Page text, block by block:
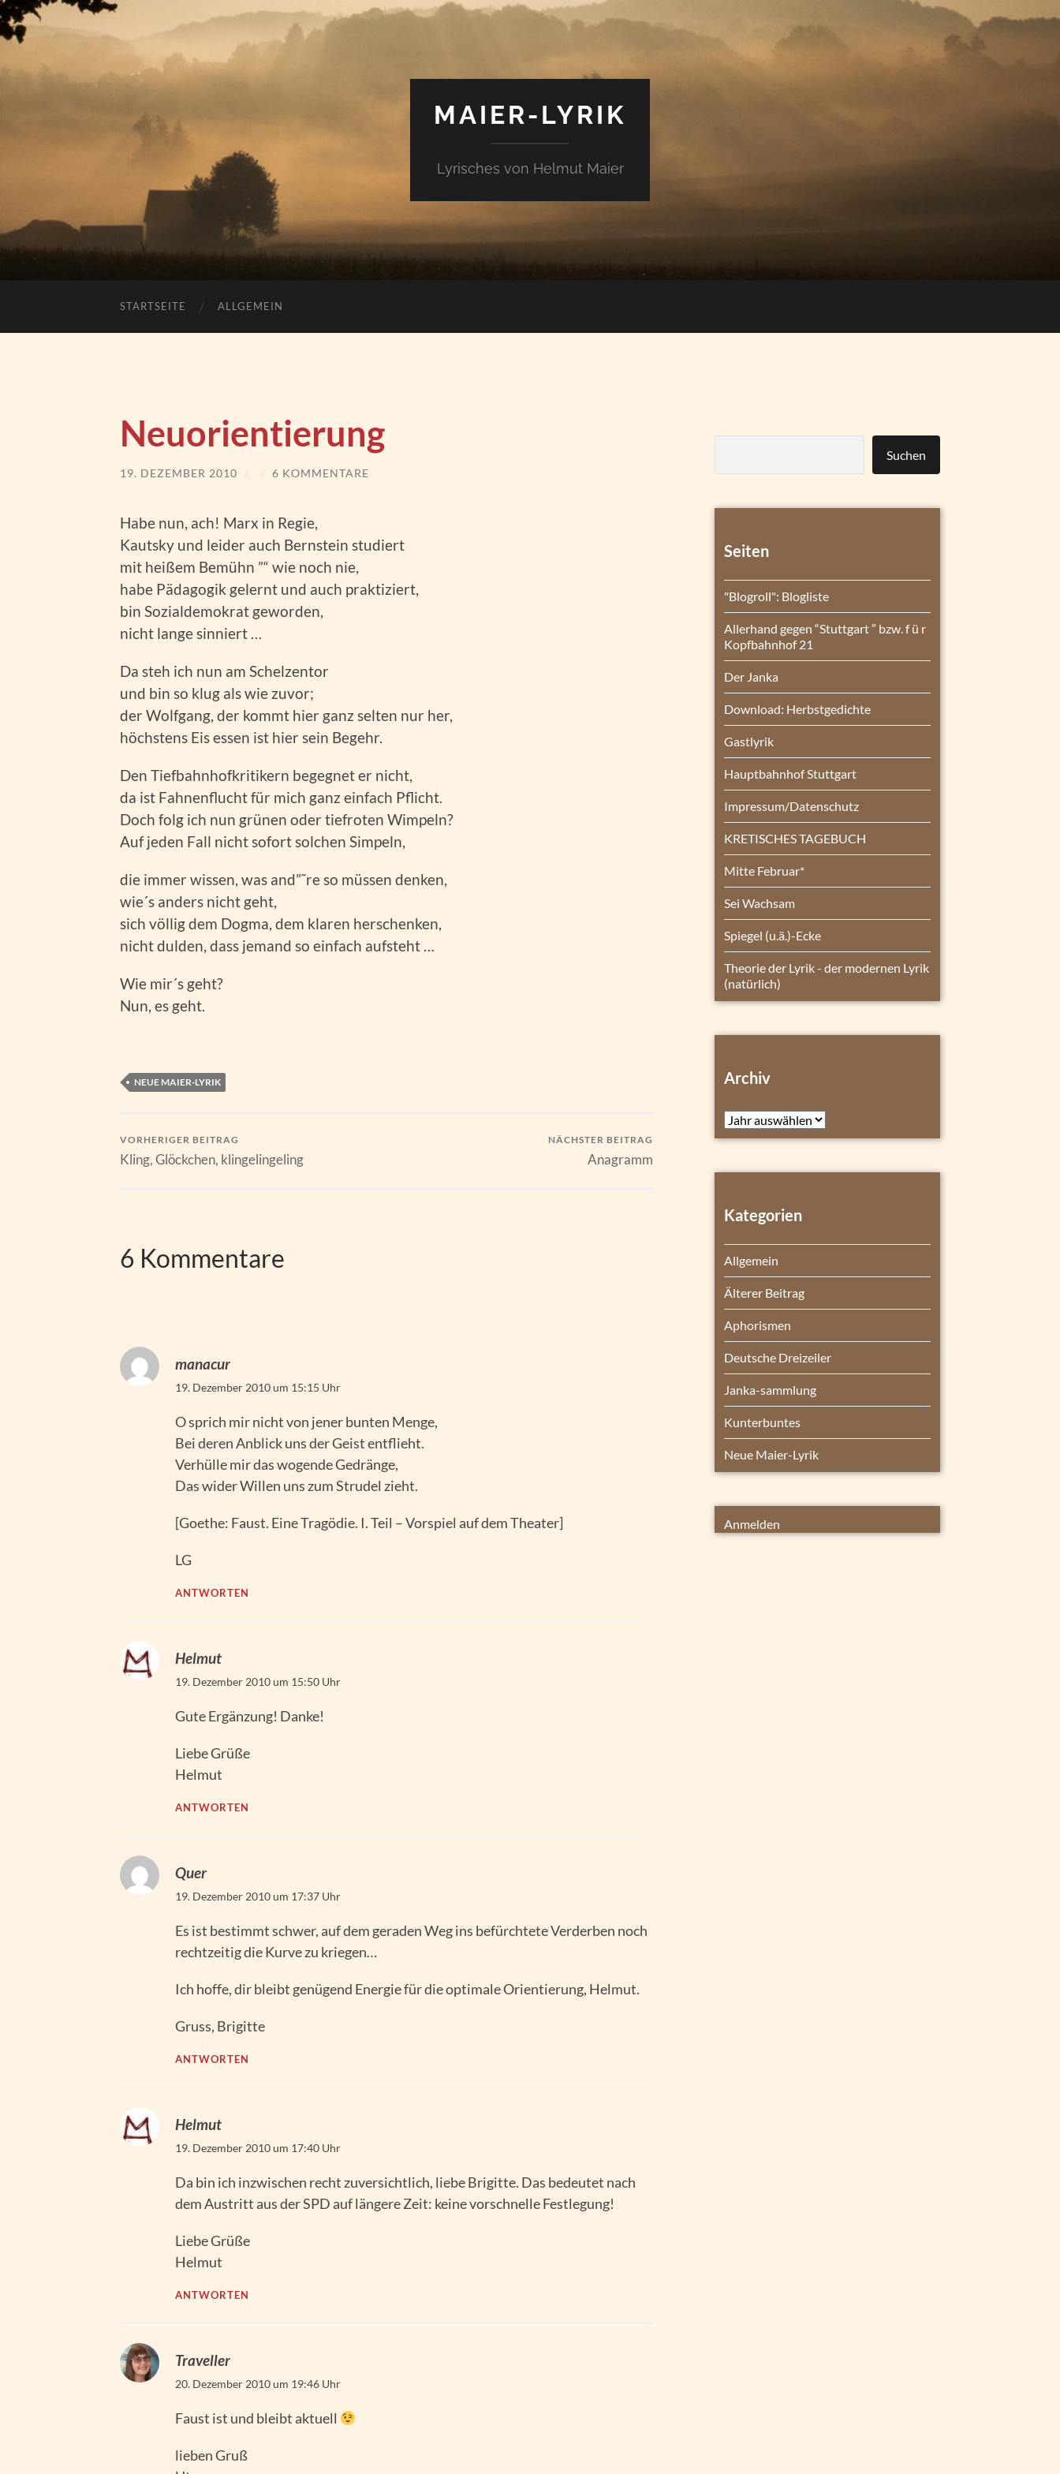
MAIER-LYRIK
Lyrisches von Helmut Maier
STARTSEITE ALLGEMEIN
Neuorientierung
19. DEZEMBER 2010 / / 6 KOMMENTARE
Habe nun, ach! Marx in Regie,
Kautsky und leider auch Bernstein studiert
mit heißem Bemühn ”“ wie noch nie,
habe Pädagogik gelernt und auch praktiziert,
bin Sozialdemokrat geworden,
nicht lange sinniert …
Da steh ich nun am Schelzentor
und bin so klug als wie zuvor;
der Wolfgang, der kommt hier ganz selten nur her,
höchstens Eis essen ist hier sein Begehr.
Den Tiefbahnhofkritikern begegnet er nicht,
da ist Fahnenflucht für mich ganz einfach Pflicht.
Doch folg ich nun grünen oder tiefroten Wimpeln?
Auf jeden Fall nicht sofort solchen Simpeln,
die immer wissen, was and”˜re so müssen denken,
wie´s anders nicht geht,
sich völlig dem Dogma, dem klaren herschenken,
nicht dulden, dass jemand so einfach aufsteht …
Wie mir´s geht?
Nun, es geht.
NEUE MAIER-LYRIK
VORHERIGER BEITRAG
Kling, Glöckchen, klingelingeling
NÄCHSTER BEITRAG
Anagramm
6 Kommentare
manacur
19. Dezember 2010 um 15:15 Uhr
O sprich mir nicht von jener bunten Menge,
Bei deren Anblick uns der Geist entflieht.
Verhülle mir das wogende Gedränge,
Das wider Willen uns zum Strudel zieht.
[Goethe: Faust. Eine Tragödie. I. Teil – Vorspiel auf dem Theater]
LG
ANTWORTEN
Helmut
19. Dezember 2010 um 15:50 Uhr
Gute Ergänzung! Danke!
Liebe Grüße
Helmut
ANTWORTEN
Quer
19. Dezember 2010 um 17:37 Uhr
Es ist bestimmt schwer, auf dem geraden Weg ins befürchtete Verderben noch
rechtzeitig die Kurve zu kriegen…
Ich hoffe, dir bleibt genügend Energie für die optimale Orientierung, Helmut.
Gruss, Brigitte
ANTWORTEN
Helmut
19. Dezember 2010 um 17:40 Uhr
Da bin ich inzwischen recht zuversichtlich, liebe Brigitte. Das bedeutet nach
dem Austritt aus der SPD auf längere Zeit: keine vorschnelle Festlegung!
Liebe Grüße
Helmut
ANTWORTEN
Traveller
20. Dezember 2010 um 19:46 Uhr
Faust ist und bleibt aktuell
lieben Gruß
Suchen
Seiten
"Blogroll": Blogliste
Allerhand gegen “Stuttgart ″ bzw. f ü r
Kopfbahnhof 21
Der Janka
Download: Herbstgedichte
Gastlyrik
Hauptbahnhof Stuttgart
Impressum/Datenschutz
KRETISCHES TAGEBUCH
Mitte Februar*
Sei Wachsam
Spiegel (u.ä.)-Ecke
Theorie der Lyrik - der modernen Lyrik
(natürlich)
Archiv
Archiv
Kategorien
Allgemein
Älterer Beitrag
Aphorismen
Deutsche Dreizeiler
Janka-sammlung
Kunterbuntes
Neue Maier-Lyrik
Anmelden